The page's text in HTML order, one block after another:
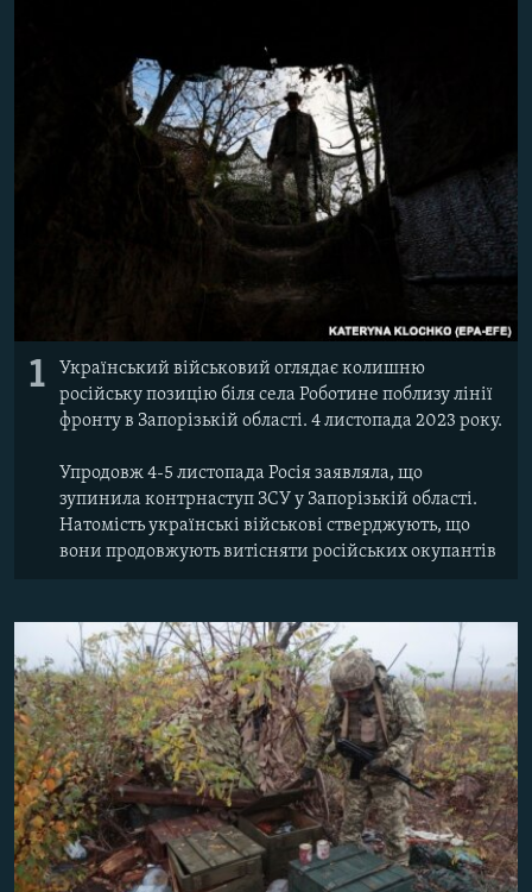
Усі сайти RFE/RL
1
Український військовий оглядає колишню
російську позицію біля села Роботине поблизу лінії
фронту в Запорізькій області. 4 листопада 2023 року.
Упродовж 4-5 листопада Росія заявляла, що
зупинила контрнаступ ЗСУ у Запорізькій області.
Натомість українські військові стверджують, що
вони продовжують витісняти російських окупантів